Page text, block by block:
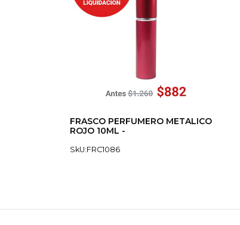
FRASCO PERFUMERO METALICO
ROJO 10ML -
SkU:FRC1086